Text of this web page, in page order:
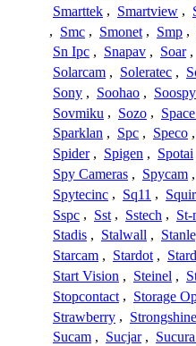
Smarttek , Smartview ,
, Smc , Smonet , Smp ,
Sn Ipc , Snapav , Soar ,
Solarcam , Soleratec ,
Sony , Soohao , Soospy
Sovmiku , Sozo ,
Sparklan , Spc , Speco ,
Spider , Spigen , Spotai
Spy Cameras , Spycam ,
Spytecinc , Sq11 ,
Sspc , Sst , Sstech , St-
Stadis , Stalwall ,
Starcam , Stardot ,
Start Vision , Steinel ,
Stopcontact , Storage
Strawberry , Strongshine
Sucam , Sucjar ,